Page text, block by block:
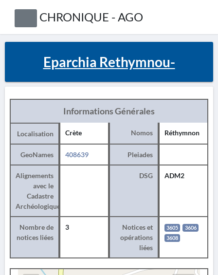
CHRONIQUE - AGO
Eparchia Rethymnou-
Informations Générales
Localisation Crète Nomos Réthymnon
GeoNames 408639 Pleiades
Alignements
avec le
Cadastre
Archéologique
DSG ADM2
Nombre de
notices liées
3
Notices et
opérations
liées
3605
3606
3608